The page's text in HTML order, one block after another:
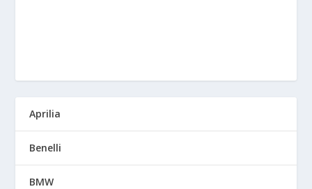
Aprilia
Benelli
BMW